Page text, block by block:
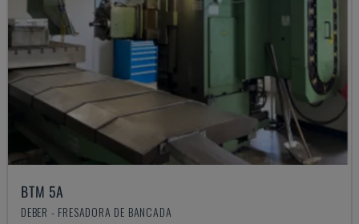
BTM 5A
DEBER - FRESADORA DE BANCADA